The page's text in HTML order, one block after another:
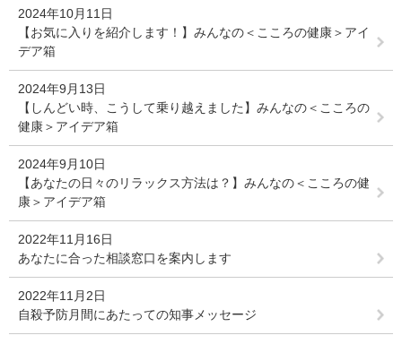
2024年10月11日
【お気に入りを紹介します！】みんなの＜こころの健康＞アイ
デア箱
2024年9月13日
【しんどい時、こうして乗り越えました】みんなの＜こころの
健康＞アイデア箱
2024年9月10日
【あなたの日々のリラックス方法は？】みんなの＜こころの健
康＞アイデア箱
2022年11月16日
あなたに合った相談窓口を案内します
2022年11月2日
自殺予防月間にあたっての知事メッセージ